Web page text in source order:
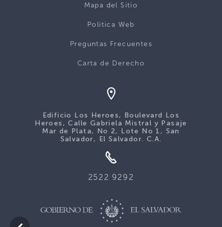
Mapa del Sitio
Politica Web
Preguntas Frecuentes
Carta de Derecho
Edificio Los Heroes, Boulevard Los
Heroes, Calle Gabriela Mistral y Pasaje
Mar de Plata, No 2, Lote No 1, San
Salvador, El Salvador. C.A.
2522 9292